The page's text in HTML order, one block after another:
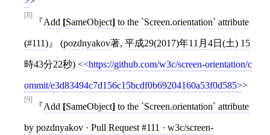
[8]
Add [SameObject] to the `Screen.orientation` attribute
(#111) (pozdnyakov著, 平成29(2017)年11月4日(土) 15
時43分22秒) < https://github.com/w3c/screen-orientation/c
ommit/e3d83494c7d156c15bcdf0b69204160a53f0d585 >
[9]
Add [SameObject] to the `Screen.orientation` attribute
by pozdnyakov · Pull Request #111 · w3c/screen-